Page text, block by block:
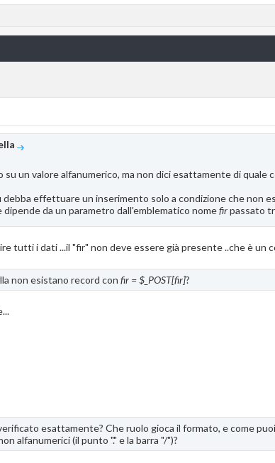
un valore alfanumerico, ma non dici esattamente di quale
effettuare un inserimento solo a condizione che non
da un parametro dall'emblematico nomefirpassato
tutti i dati ...il "fir" non deve essere già presente ..che è un
non esistano record con fir = $_POST[fir]?
esattamente? Che ruolo gioca il formato, e come
alfanumerici (il punto "." e la barra "/")?